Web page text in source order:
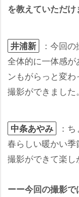
を教えていただけ
井浦新
：今回
全体的に一体感
ンもがらっと変
撮影ができました。
中条あやみ
：
春らしい暖かい
撮影ができて楽し
ーー今回の撮影